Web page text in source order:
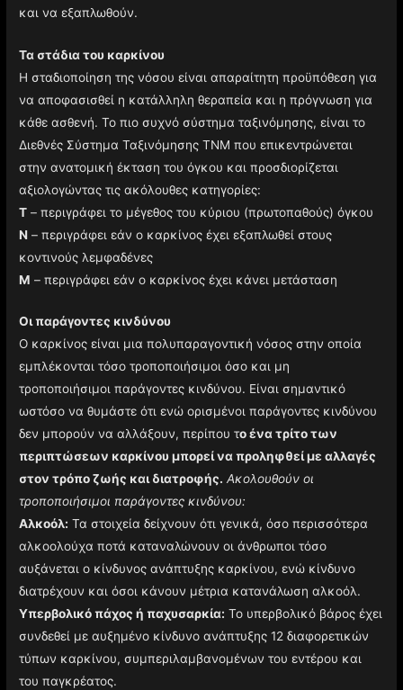
και να εξαπλωθούν.
Τα στάδια του καρκίνου
Η σταδιοποίηση της νόσου είναι απαραίτητη προϋπόθεση για
να αποφασισθεί η κατάλληλη θεραπεία και η πρόγνωση για
κάθε ασθενή. Το πιο συχνό σύστημα ταξινόμησης, είναι το
Διεθνές Σύστημα Ταξινόμησης TNM που επικεντρώνεται
στην ανατομική έκταση του όγκου και προσδιορίζεται
αξιολογώντας τις ακόλουθες κατηγορίες:
T – περιγράφει το μέγεθος του κύριου (πρωτοπαθούς) όγκου
N – περιγράφει εάν ο καρκίνος έχει εξαπλωθεί στους
κοντινούς λεμφαδένες
M – περιγράφει εάν ο καρκίνος έχει κάνει μετάσταση
Οι παράγοντες κινδύνου
Ο καρκίνος είναι μια πολυπαραγοντική νόσος στην οποία
εμπλέκονται τόσο τροποποιήσιμοι όσο και μη
τροποποιήσιμοι παράγοντες κινδύνου. Είναι σημαντικό
ωστόσο να θυμάστε ότι ενώ ορισμένοι παράγοντες κινδύνου
δεν μπορούν να αλλάξουν, περίπου το ένα τρίτο των
περιπτώσεων καρκίνου μπορεί να προληφθεί με αλλαγές
στον τρόπο ζωής και διατροφής. Ακολουθούν οι
τροποποιήσιμοι παράγοντες κινδύνου:
Αλκοόλ: Τα στοιχεία δείχνουν ότι γενικά, όσο περισσότερα
αλκοολούχα ποτά καταναλώνουν οι άνθρωποι τόσο
αυξάνεται ο κίνδυνος ανάπτυξης καρκίνου, ενώ κίνδυνο
διατρέχουν και όσοι κάνουν μέτρια κατανάλωση αλκοόλ.
Υπερβολικό πάχος ή παχυσαρκία: Το υπερβολικό βάρος έχει
συνδεθεί με αυξημένο κίνδυνο ανάπτυξης 12 διαφορετικών
τύπων καρκίνου, συμπεριλαμβανομένων του εντέρου και
του παγκρέατος.